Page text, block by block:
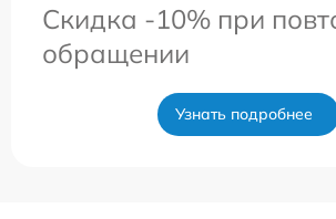
Скидка -10% при
обращении
Узнать подробнее